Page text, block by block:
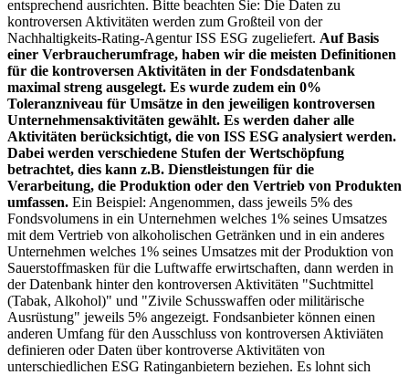
entsprechend ausrichten. Bitte beachten Sie: Die Daten zu
kontroversen Aktivitäten werden zum Großteil von der
Nachhaltigkeits-Rating-Agentur ISS ESG zugeliefert. Auf Basis
einer Verbraucherumfrage, haben wir die meisten Definitionen
für die kontroversen Aktivitäten in der Fondsdatenbank
maximal streng ausgelegt. Es wurde zudem ein 0%
Toleranzniveau für Umsätze in den jeweiligen kontroversen
Unternehmensaktivitäten gewählt. Es werden daher alle
Aktivitäten berücksichtigt, die von ISS ESG analysiert werden.
Dabei werden verschiedene Stufen der Wertschöpfung
betrachtet, dies kann z.B. Dienstleistungen für die
Verarbeitung, die Produktion oder den Vertrieb von Produkten
umfassen. Ein Beispiel: Angenommen, dass jeweils 5% des
Fondsvolumens in ein Unternehmen welches 1% seines Umsatzes
mit dem Vertrieb von alkoholischen Getränken und in ein anderes
Unternehmen welches 1% seines Umsatzes mit der Produktion von
Sauerstoffmasken für die Luftwaffe erwirtschaften, dann werden in
der Datenbank hinter den kontroversen Aktivitäten "Suchtmittel
(Tabak, Alkohol)" und "Zivile Schusswaffen oder militärische
Ausrüstung" jeweils 5% angezeigt. Fondsanbieter können einen
anderen Umfang für den Ausschluss von kontroversen Aktiviäten
definieren oder Daten über kontroverse Aktivitäten von
unterschiedlichen ESG Ratinganbietern beziehen. Es lohnt sich